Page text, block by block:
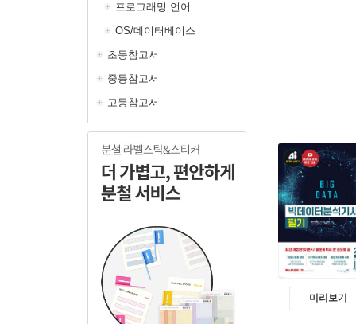
프로그래밍 언어
OS/데이터베이스
초등참고서
중등참고서
고등참고서
미리보기